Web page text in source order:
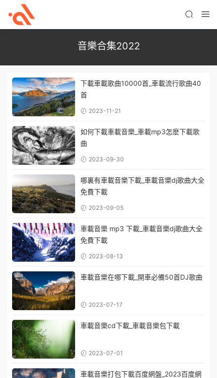
音樂合集2022
下載車載歌曲10000首_車載流行歌曲40
首
2023-11-21
如何下載車載音樂_車載mp3怎麽下載歌
曲
2023-09-30
哪裏有車載音樂下載_車載音樂dj歌曲大全
免費下載
2023-09-05
車載音樂 mp3 下載_車載音樂dj歌曲大全
免費下載
2023-08-13
車載音樂在哪下載_開車必備50首DJ歌曲
2023-07-17
車載音樂cd下載_車載音樂包下載
2023-07-01
車載音樂打包下載百度網盤_2023百度網